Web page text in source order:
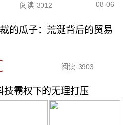
阅读 3012 08-06
的瓜子：荒诞背后的贸易
阅读 3903
技霸权下的无理打压